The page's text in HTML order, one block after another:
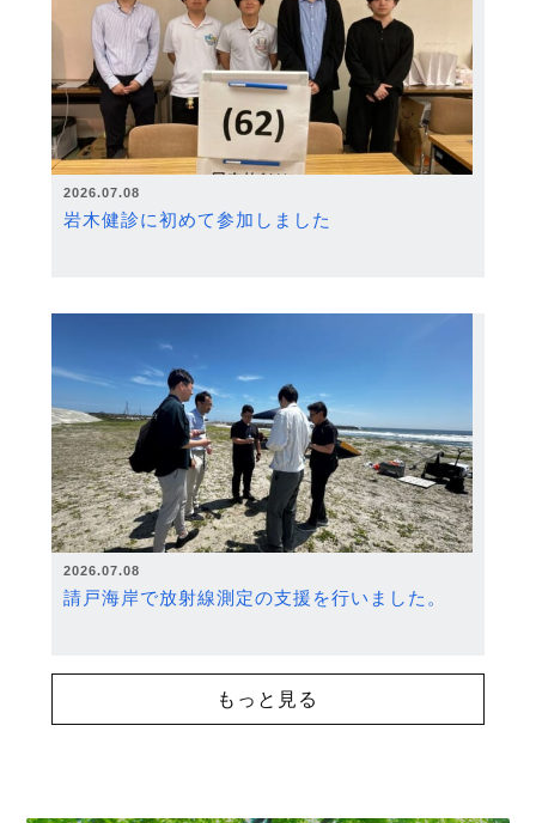
2026.07.08
岩木健診に初めて参加しました
2026.07.08
請戸海岸で放射線測定の支援を行いました。
もっと見る